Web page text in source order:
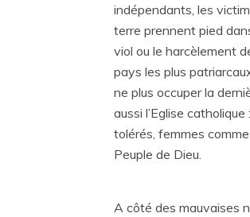
indépendants, les
terre prennent pied
viol ou le harcèlement
pays les plus
ne plus occuper la
aussi l’Eglise
tolérés, femmes
Peuple de Dieu.
A côté des mauvaises